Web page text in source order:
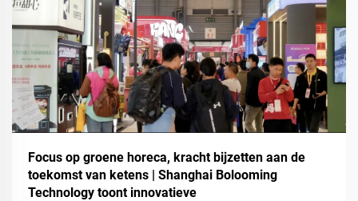
Focus op groene horeca, kracht bijzetten aan de
toekomst van ketens | Shanghai Bolooming
Technology toont innovatieve